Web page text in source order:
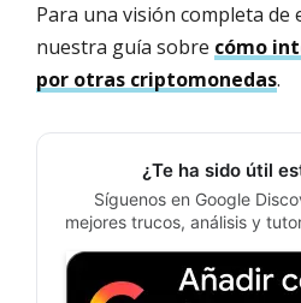
Para una visión completa de
nuestra guía sobre cómo
por otras criptomonedas.
¿Te ha sido útil
Síguenos en Google
mejores trucos, análisis y